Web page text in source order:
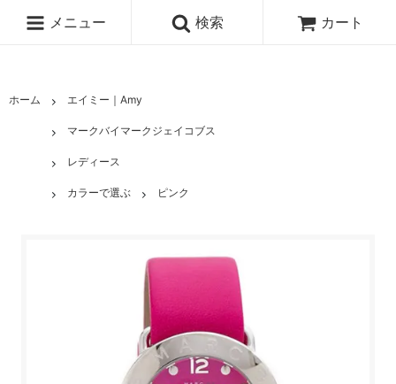
メニュー 検索 カート
ホーム エイミー｜Amy
マークバイマークジェイコブス
レディース
カラーで選ぶ ピンク